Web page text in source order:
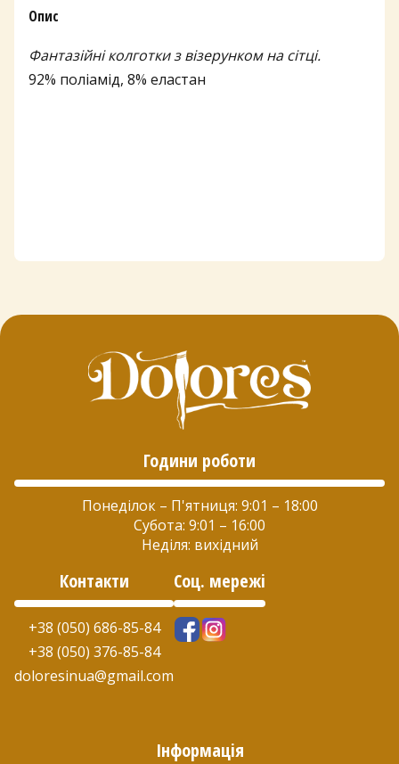
Опис
Фантазійні колготки з візерунком на сітці.
92% поліамід, 8% еластан
Години роботи
Понеділок – П'ятниця: 9:01 – 18:00
Субота: 9:01 – 16:00
Неділя: вихідний
Контакти
+38 (050) 686-85-84
+38 (050) 376-85-84
doloresinua@gmail.com
Соц. мережі
Інформація